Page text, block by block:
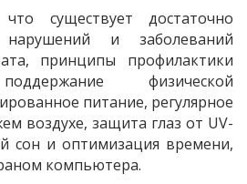
существует достаточно
и заболеваний
принципы профилактики
физической
питание, регулярное
воздухе, защита глаз от UV-
сон и оптимизация времени,
компьютера.